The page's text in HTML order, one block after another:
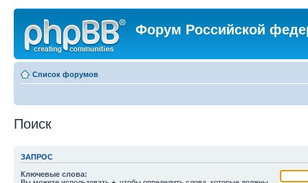
Форум Российской
Список форумов
Поиск
ЗАПРОС
Ключевые слова: